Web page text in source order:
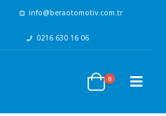
info@beraotomotiv.com.tr
0216 630 16 06
0